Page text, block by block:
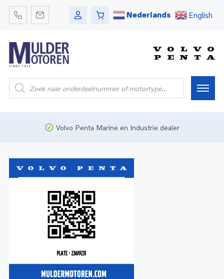
Nederlands English
Onderdelen
Bedrijfsvaart
Onderdelen
Motoren
Onderdelen
Service en onderhoud
Volvo Penta Marine en Industrie dealer